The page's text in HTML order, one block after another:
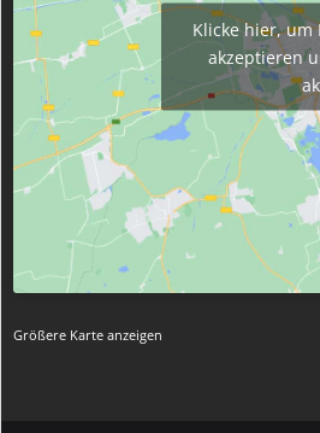
Klicke hier, um
akzeptieren
Größere Karte anzeigen